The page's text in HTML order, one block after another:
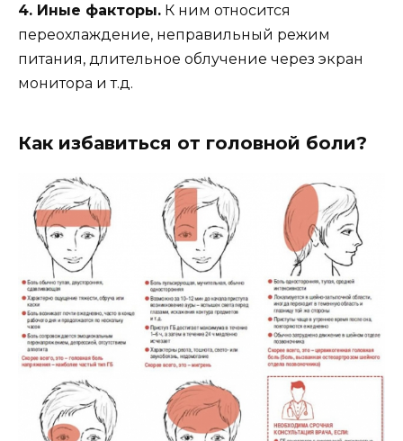
4. Иные факторы. К ним относится
переохлаждение, неправильный режим
питания, длительное облучение через экран
монитора и т.д.
Как избавиться от головной боли?